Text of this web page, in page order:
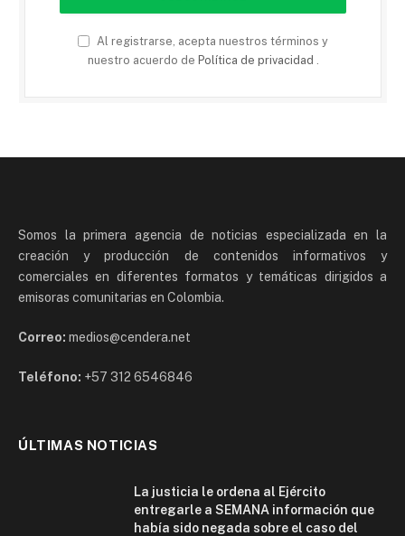
Al registrarse, acepta nuestros términos y
nuestro acuerdo de Política de privacidad
Somos la primera agencia de noticias especializada en la
creación y producción de contenidos informativos y
comerciales en diferentes formatos y temáticas dirigidos a
emisoras comunitarias en Colombia.
Correo: medios@cendera.net
Teléfono: +57 312 6546846
ÚLTIMAS NOTICIAS
La justicia le ordena al Ejército
entregarle a SEMANA información que
había sido negada sobre el caso del